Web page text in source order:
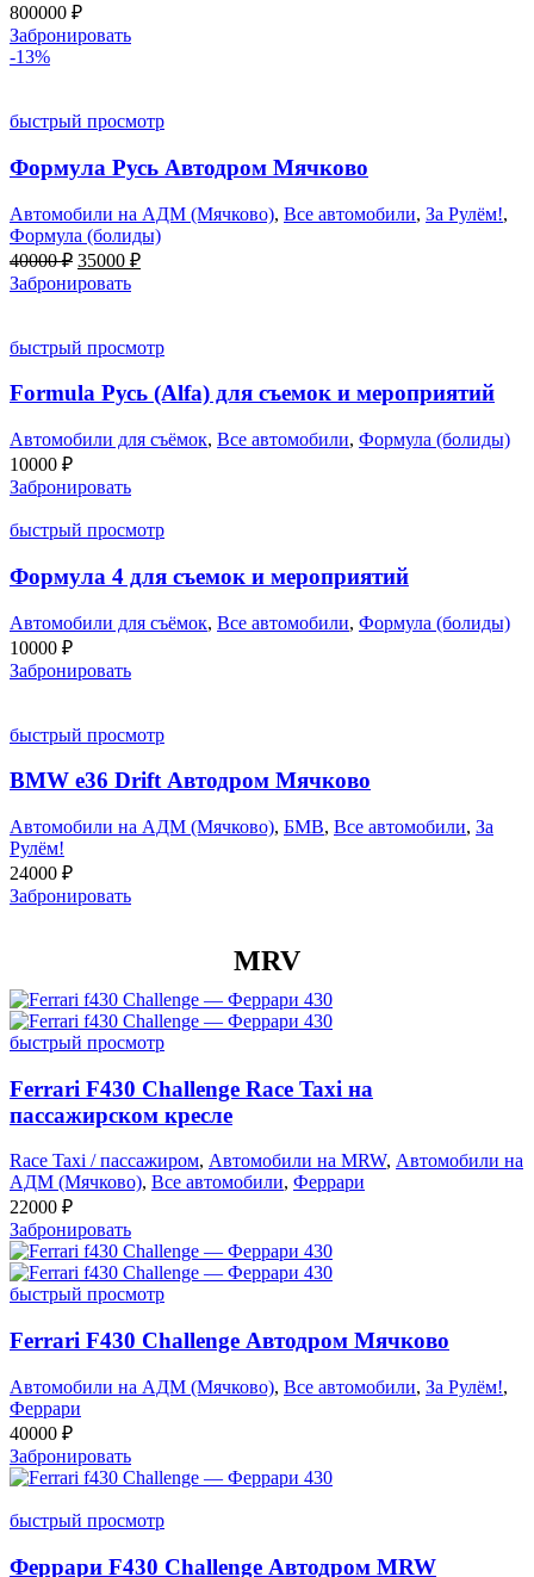
800000 ₽
Забронировать
-13%
быстрый просмотр
Формула Русь Автодром Мячково
Автомобили на АДМ (Мячково), Все автомобили, За Рулём!,
Формула (болиды)
40000₽ Первоначальная
цена
составляла
35000 ₽Текущая
Забронировать
быстрый просмотр
Formula Русь (Alfa) для съемок и мероприятий
Автомобили для съёмок, Все автомобили, Формула (болиды)
10000 ₽
Забронировать
быстрый просмотр
Формула 4 для съемок и мероприятий
Автомобили для съёмок, Все автомобили, Формула (болиды)
10000 ₽
Забронировать
быстрый просмотр
BMW e36 Drift Автодром Мячково
Автомобили на АДМ (Мячково), БМВ, Все автомобили, За
Рулём!
24000 ₽
Забронировать
MRV
быстрый просмотр
Ferrari F430 Challenge Race Taxi на
пассажирском кресле
Race Taxi / пассажиром, Автомобили на MRW, Автомобили на
АДМ (Мячково), Все автомобили, Феррари
22000 ₽
Забронировать
быстрый просмотр
Ferrari F430 Challenge Автодром Мячково
Автомобили на АДМ (Мячково), Все автомобили, За Рулём!,
Феррари
40000 ₽
Забронировать
быстрый просмотр
Феррари F430 Challenge Автодром MRW